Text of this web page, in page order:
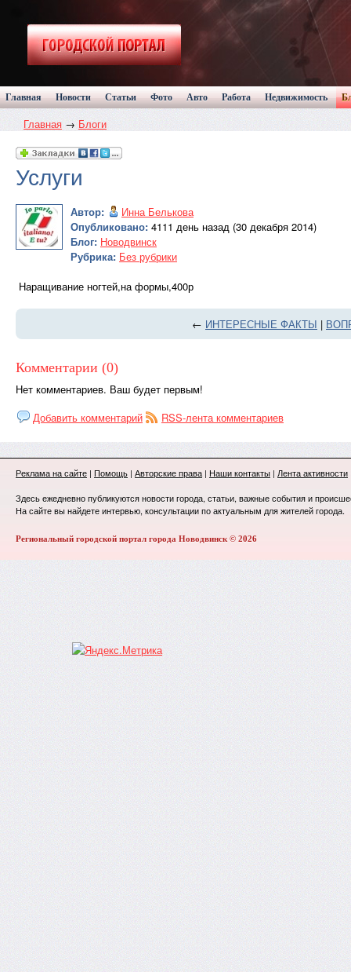
Главная Новости Статьи Фото Авто Работа Недвижимость
Главная → Блоги
Услуги
Автор:
Инна Белькова
Опубликовано: 4111 день назад (30 декабря 2014)
Блог: Новодвинск
Рубрика: Без рубрики
Наращивание ногтей,на формы,400р
← ИНТЕРЕСНЫЕ ФАКТЫ |
Комментарии (0)
Нет комментариев. Ваш будет первым!
Добавить комментарий
RSS-лента комментариев
Реклама на сайте | Помощь | Авторские права | Наши контакты | Лента активности
Здесь ежедневно публикуются новости города, статьи, важные события и
На сайте вы найдете интервью, консультации по актуальным для жителей города.
Региональный городской портал города Новодвинск © 2026